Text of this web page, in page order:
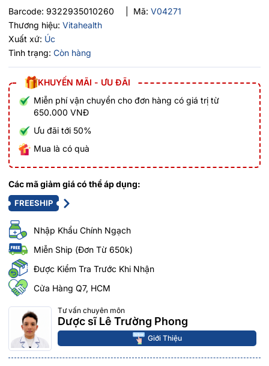
Barcode: 9322935010260 Mã: V04271
Thương hiệu: Vitahealth
Xuất xứ: Úc
Tình trạng: Còn hàng
KHUYẾN MÃI - ƯU ĐÃI
Miễn phí vận chuyển cho đơn hàng có giá trị từ
650.000 VNĐ
Ưu đãi tới 50%
Mua là có quà
Các mã giảm giá có thể áp dụng:
FREESHIP
Nhập Khẩu Chính Ngạch
Miễn Ship (Đơn Từ 650k)
Được Kiểm Tra Trước Khi Nhận
Cửa Hàng Q7, HCM
Tư vấn chuyên môn
Dược sĩ Lê Trường Phong
Giới Thiệu